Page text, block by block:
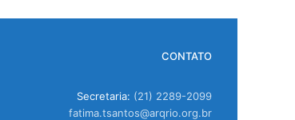
CONTATO
Secretaria: (21) 2289-2099
fatima.tsantos@arqrio.org.br